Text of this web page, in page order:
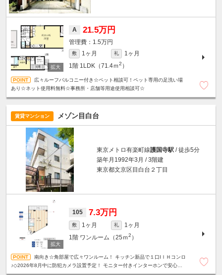
A 21.5万円
1.5万円
敷 1ヶ月 礼
1ヶ月
1階 1LDK（71.4ｍ2 ）
広々ルーフバルコニー付き☆ペット相談可！ペット専用の足洗い場
あり☆ネット使用料無料☆事務所・店舗等用途使用相談可☆
賃貸マンション メゾン目白台
東京メトロ有楽町線護国寺駅 / 徒歩5分
築年月1992年3月 / 3階建
東京都文京区目白台２丁目
105 7.3万円
敷 1ヶ月 礼
1ヶ月
1階 ワンルーム（25ｍ2 ）
南向き☆角部屋で広々ワンルーム！ キッチン新品で１口IＩＨコンロ
♪◇2026年8月中に防犯カメラ設置予定！ モニター付きインターホンで安心！